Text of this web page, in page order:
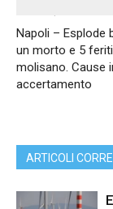
Napoli – Esplode
un morto e 5
molisano. Cause
accertamento
ARTICOLI